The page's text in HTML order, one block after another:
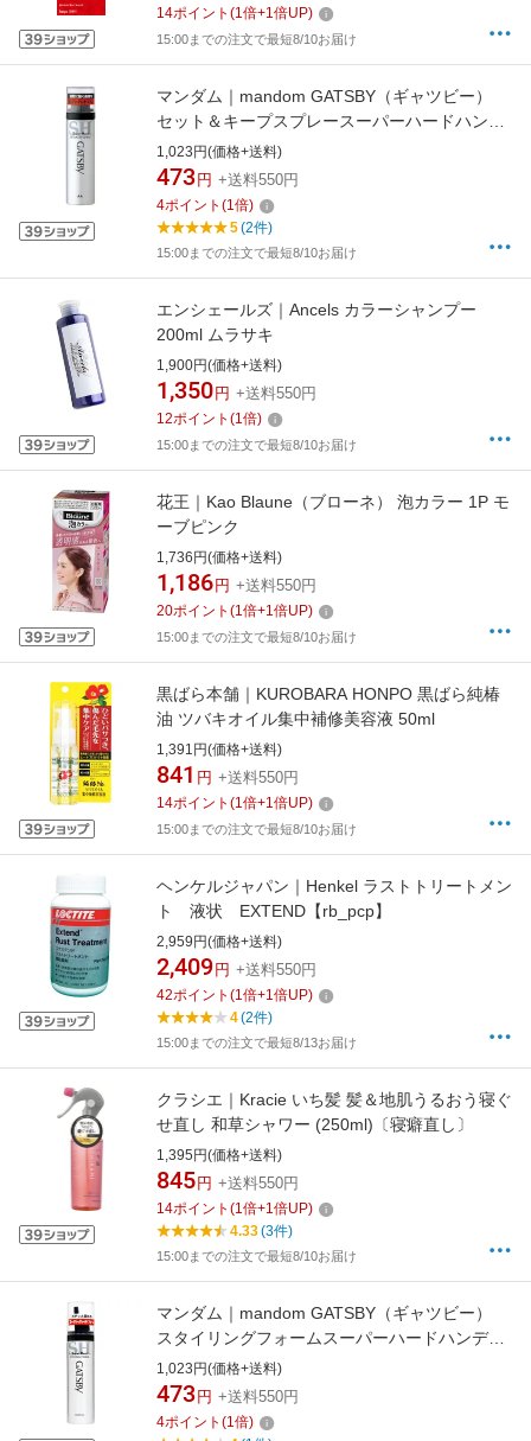
14ポイント (1倍+1倍UP)
15:00までの注文で最短8/10お届け
マンダム｜mandom GATSBY（ギャツビー）
セット＆キープスプレースーパーハードハンデ
ィ（45g） 〔スタイリング剤〕
1,023円(価格+送料)
473 円 +送料550円
4ポイント (1倍)
5(2件)
15:00までの注文で最短8/10お届け
エンシェールズ｜Ancels カラーシャンプー
200ml ムラサキ
1,900円(価格+送料)
1,350 円 +送料550円
12ポイント (1倍)
15:00までの注文で最短8/10お届け
花王｜Kao Blaune（ブローネ） 泡カラー 1P モ
ーブピンク
1,736円(価格+送料)
1,186 円 +送料550円
20ポイント (1倍+1倍UP)
15:00までの注文で最短8/10お届け
黒ばら本舗｜KUROBARA HONPO 黒ばら純椿
油 ツバキオイル集中補修美容液 50ml
1,391円(価格+送料)
841 円 +送料550円
14ポイント (1倍+1倍UP)
15:00までの注文で最短8/10お届け
ヘンケルジャパン｜Henkel ラストトリートメン
ト 液状 EXTEND【rb_pcp】
2,959円(価格+送料)
2,409 円 +送料550円
42ポイント (1倍+1倍UP)
4(2件)
15:00までの注文で最短8/13お届け
クラシエ｜Kracie いち髪 髪＆地肌うるおう寝ぐ
せ直し 和草シャワー (250ml)〔寝癖直し〕
1,395円(価格+送料)
845 円 +送料550円
14ポイント (1倍+1倍UP)
4.33(3件)
15:00までの注文で最短8/10お届け
マンダム｜mandom GATSBY（ギャツビー）
スタイリングフォームスーパーハードハンディ
（65g） 〔スタイリング剤〕
1,023円(価格+送料)
473 円 +送料550円
4ポイント (1倍)